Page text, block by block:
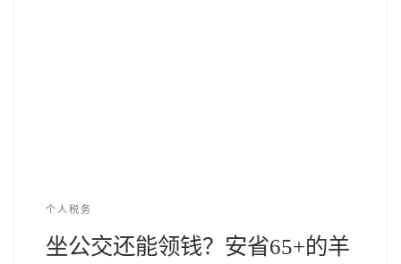
个人税务
坐公交还能领钱？安省65+的羊